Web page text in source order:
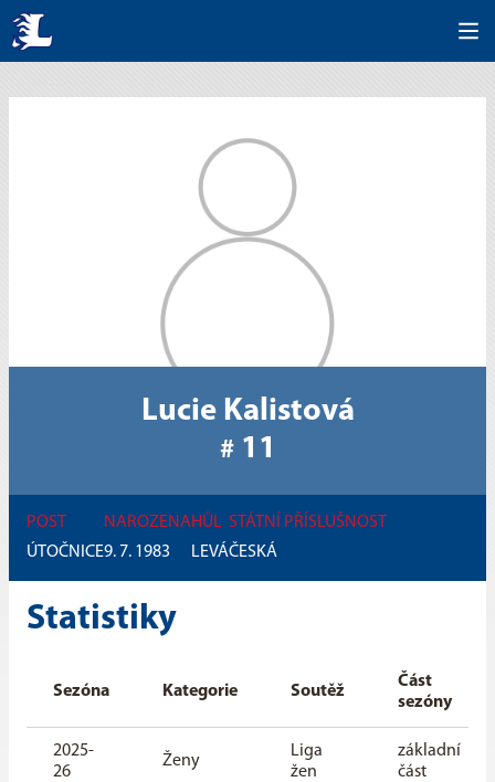
Lucie Kalistová
# 11
POST
ÚTOČNICE
NAROZENA
9. 7. 1983
HŮL
LEVÁ
STÁTNÍ PŘÍSLUŠNOST
ČESKÁ
Statistiky
Sezóna Kategorie Soutěž
Část
sezóny
2025-
26
Ženy
Liga
žen
základní
část